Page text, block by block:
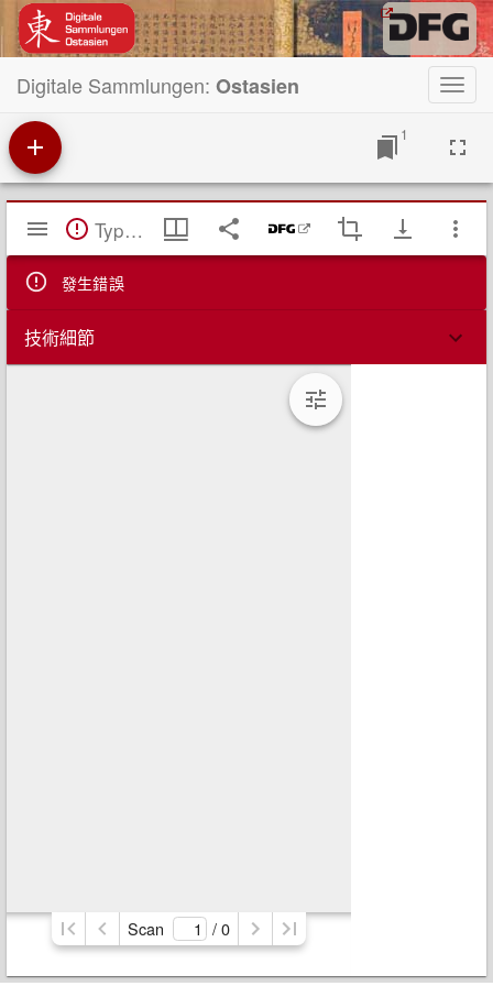
Digitale Sammlungen: Ostasien
1
Mirador
覽
TypeError: Failed to fetch
發生錯誤
技術細節
Scan / 0